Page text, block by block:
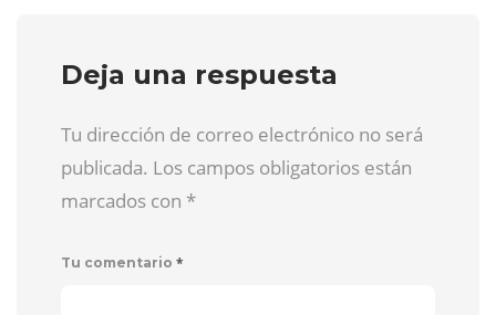
Deja una respuesta
Tu dirección de correo electrónico no será
publicada. Los campos obligatorios están
marcados con *
Tu comentario *